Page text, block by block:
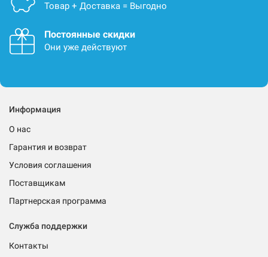
Товар + Доставка = Выгодно
Постоянные скидки
Они уже действуют
Информация
О нас
Гарантия и возврат
Условия соглашения
Поставщикам
Партнерская программа
Служба поддержки
Контакты